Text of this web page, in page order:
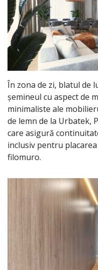
În zona de zi, blatul de
șemineul cu aspect de
minimaliste ale
de lemn de la Urbatek,
care asigură
inclusiv pentru
filomuro.